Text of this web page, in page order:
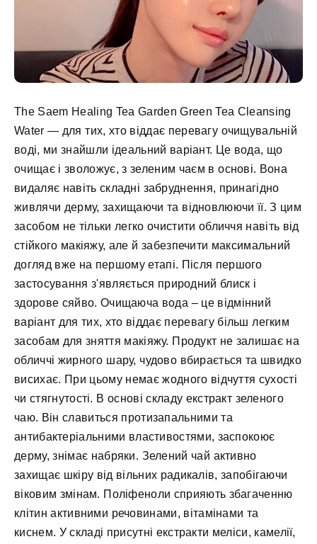
The Saem Healing Tea Garden Green Tea Cleansing
Water — для тих, хто віддає перевагу очищувальній
воді, ми знайшли ідеальний варіант. Це вода, що
очищає і зволожує, з зеленим чаєм в основі. Вона
видаляє навіть складні забруднення, принагідно
живлячи дерму, захищаючи та відновлюючи її. З цим
засобом не тільки легко очистити обличчя навіть від
стійкого макіяжу, але й забезпечити максимальний
догляд вже на першому етапі. Після першого
застосування з'являється природний блиск і
здорове сяйво. Очищаюча вода – це відмінний
варіант для тих, хто віддає перевагу більш легким
засобам для зняття макіяжу. Продукт не залишає на
обличчі жирного шару, чудово вбирається та швидко
висихає. При цьому немає жодного відчуття сухості
чи стягнутості. В основі складу екстракт зеленого
чаю. Він славиться протизапальними та
антибактеріальними властивостями, заспокоює
дерму, знімає набряки. Зелений чай активно
захищає шкіру від вільних радикалів, запобігаючи
віковим змінам. Поліфеноли сприяють збагаченню
клітин активними речовинами, вітамінами та
киснем. У складі присутні екстракти меліси, камелії,